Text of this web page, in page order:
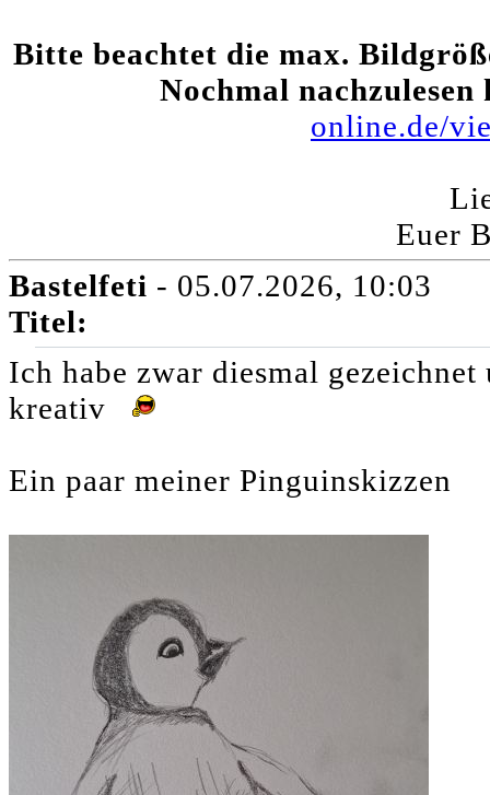
Bitte beachtet die max.
Nochmal nachzulesen
online.de/
Euer
Bastelfeti - 05.07.2026, 10:03
Titel:
Ich habe zwar diesmal
kreativ
Ein paar meiner Pinguinskizzen